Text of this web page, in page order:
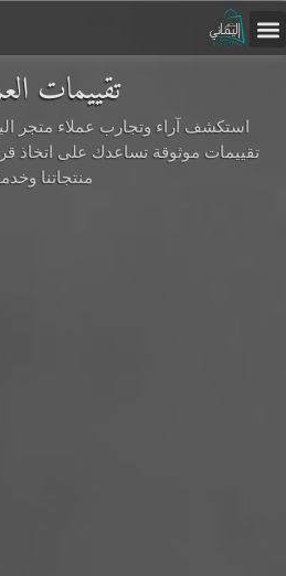
تقييمات
استكشف آراء وتجارب عملاء متجر
تقييمات موثوقة تساعدك على اتخاذ
منتجاتنا